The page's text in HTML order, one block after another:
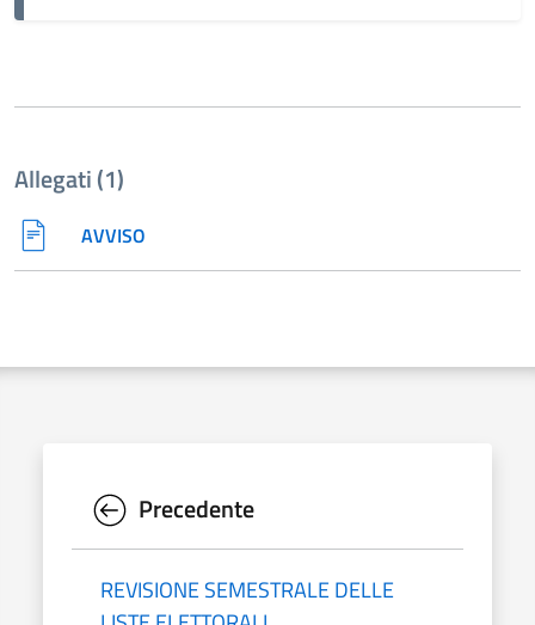
Allegati (1)
AVVISO
Precedente
REVISIONE SEMESTRALE DELLE